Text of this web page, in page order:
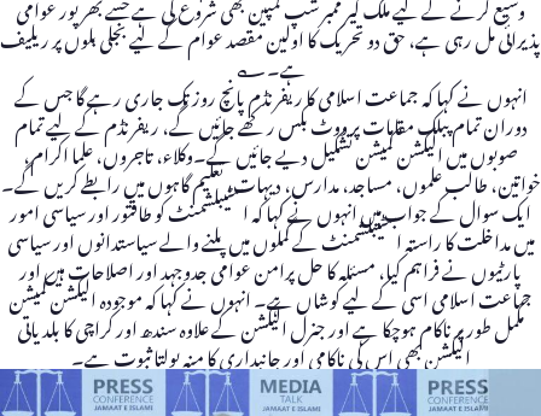
پذیرائی مل رہی ہے، حق دو تحریک کا اولین مقصد عوام کے لیے بجلی بلوں پر ریلیف
ہے۔؎
انہوں نے کہا کہ جماعت اسلامی کا ریفرنڈم پانچ روز تک جاری رہے گا جس کے
دوران تمام پبلک مقامات پر ووٹ بکس رکھے جائیں گے، ریفرنڈم کے لیے تمام
صوبوں میں الیکشن کمیشن تشکیل دیے جائیں گے۔وکلاء، تاجروں، علما اکرام،
خواتین، طالب علموں، مساجد، مدارس، دیہات، تعلیم گاہوں میں رابطے کریں گے۔
ایک سوال کے جواب میں انہوں نے کہا کہ اسٹیبلشمنٹ کو طاقتور اور سیاسی امور
میں مداخلت کا راستہ اسٹیبلشمنٹ کے گملوں میں پلنے والے سیاستدانوں اور سیاسی
پارٹیوں نے فراہم کیا، مسئلہ کا حل پرامن عوامی جدوجہد اور اصلاحات ہیں اور
جماعت اسلامی اسی کے لیے کوشاں ہے۔ انہوں نے کہا کہ موجودہ الیکشن کمیشن
مکمل طور پر ناکام ہوچکا ہے اور جنرل الیکشن کے علاوہ سندھ اور کراچی کا بلدیاتی
الیکشن بھی اس کی ناکامی اور جانبداری کا منہ بولتا ثبوت ہے۔